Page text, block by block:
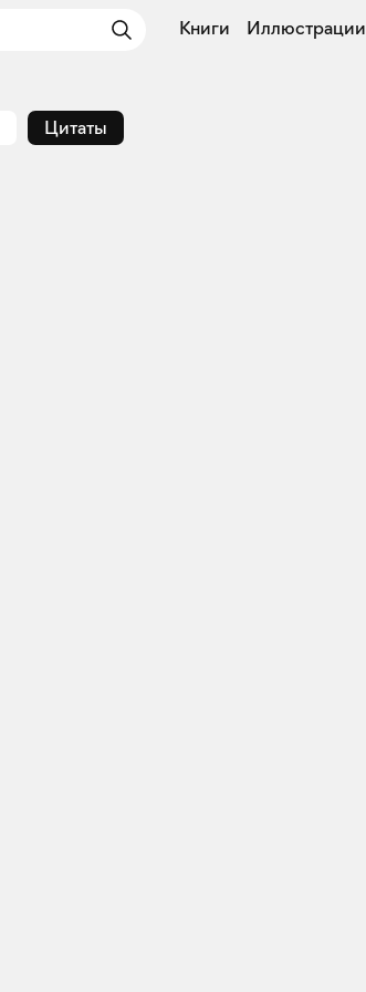
Книги Иллюстрации
Цитаты